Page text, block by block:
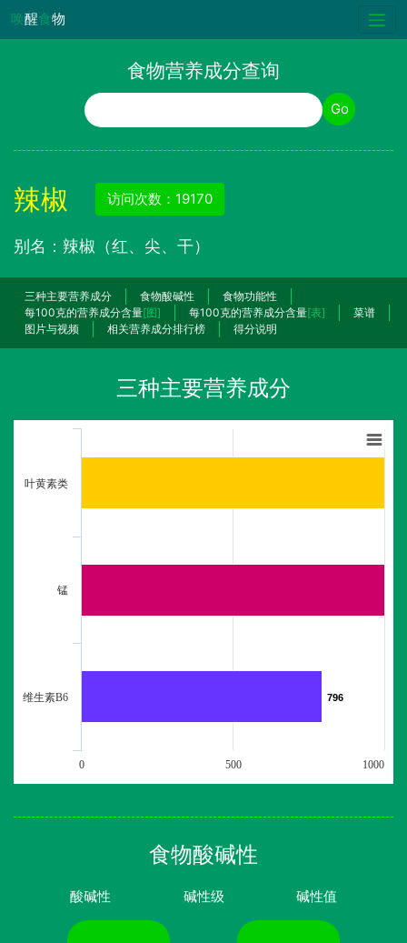
唤醒食物
食物营养成分查询
食物名称 Go
辣椒 访问次数：19170
别名：辣椒（红、尖、干）
三种主要营养成分 食物酸碱性
食物功能性
每100克的营养成分含量[图] 每100克的营养成分含量[表]
菜谱
图片与视频
相关营养成分排行榜 得分说明
三种主要营养成分
796
796
叶黄素类
锰
维生素B6
0 500 1000
食物酸碱性
酸碱性 碱性级 碱性值